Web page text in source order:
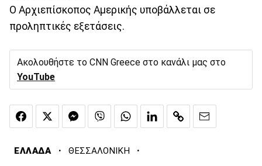
Ο Αρχιεπίσκοπος Αμερικής υποβάλλεται σε
προληπτικές εξετάσεις.
Ακολουθήστε το CNN Greece στο κανάλι μας στο
YouTube
ΕΛΛΑΔΑ · ΘΕΣΣΑΛΟΝΙΚΗ ·